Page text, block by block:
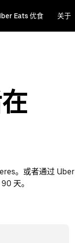
Eats 优食 关于
。或者通过 Uber
天。